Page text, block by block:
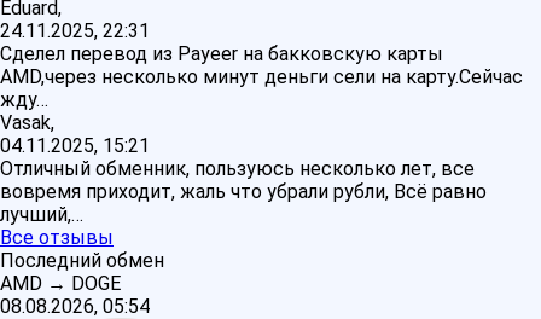
Eduard,
24.11.2025, 22:31
Сделел перевод из Payeer на бакковскую карты
AMD,через несколько минут деньги сели на карту.Сейчас
жду…
Vasak,
04.11.2025, 15:21
Отличный обменник, пользуюсь несколько лет, все
вовремя приходит, жаль что убрали рубли, Всё равно
лучший,…
Все отзывы
Последний обмен
AMD → DOGE
08.08.2026, 05:54